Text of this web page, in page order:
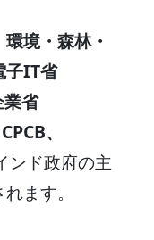
境・森林・
子IT省
業省
、
ンド政府の主
ます。